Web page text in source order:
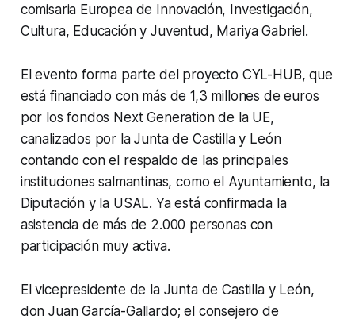
comisaria Europea de Innovación, Investigación,
Cultura, Educación y Juventud, Mariya Gabriel.
El evento forma parte del proyecto CYL-HUB, que
está financiado con más de 1,3 millones de euros
por los fondos Next Generation de la UE,
canalizados por la Junta de Castilla y León
contando con el respaldo de las principales
instituciones salmantinas, como el Ayuntamiento, la
Diputación y la USAL. Ya está confirmada la
asistencia de más de 2.000 personas con
participación muy activa.
El vicepresidente de la Junta de Castilla y León,
don Juan García-Gallardo; el consejero de